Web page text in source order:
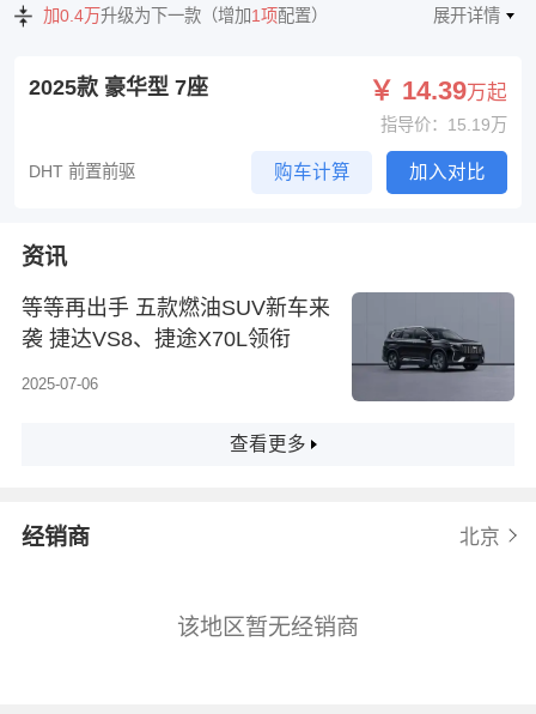
加0.4万升级为下一款（增加1项配置） 展开详情
2025款 豪华型 7座 ￥ 14.39万起
指导价：15.19万
DHT 前置前驱 购车计算 加入对比
资讯
等等再出手 五款燃油SUV新车来
袭 捷达VS8、捷途X70L领衔
2025-07-06
查看更多
经销商 北京
该地区暂无经销商